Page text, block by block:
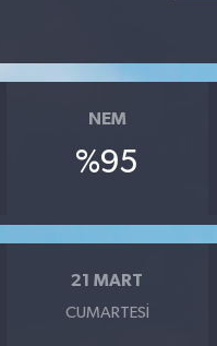
NEM
%95
21 MART
CUMARTESI